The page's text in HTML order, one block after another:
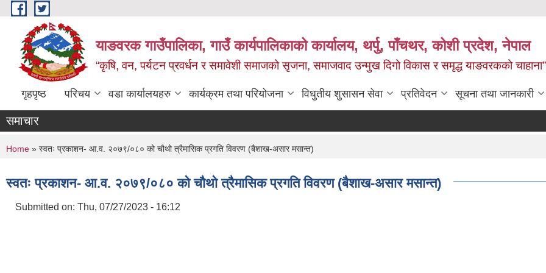
Skip to main content
याङवरक गाउँपालिका, गाउँ कार्यपालिकाको कार्यालय, थर्पु, पाँचथर, कोशी प्रदेश, नेपाल
“कृषि, वन, पर्यटन प्रवर्धन र समावेशी समाजको सृजना, समाजवाद उन्मुख दिगो विकास र समृद्ध याङवरकको चाहाना”
गृहपृष्ठ परिचय वडा कार्यालयहरु कार्यक्रम तथा परियोजना विधुतीय शुसासन सेवा प्रतिवेदन सूचना तथा जानकारी
समाचार
You are here
Home » स्वतः प्रकाशन- आ.व. २०७९/०८० को चौथो त्रैमासिक प्रगति विवरण (बैशाख-असार मसान्त)
स्वतः प्रकाशन- आ.व. २०७९/०८० को चौथो त्रैमासिक प्रगति विवरण (बैशाख-असार मसान्त)
Submitted on: Thu, 07/27/2023 - 16:12